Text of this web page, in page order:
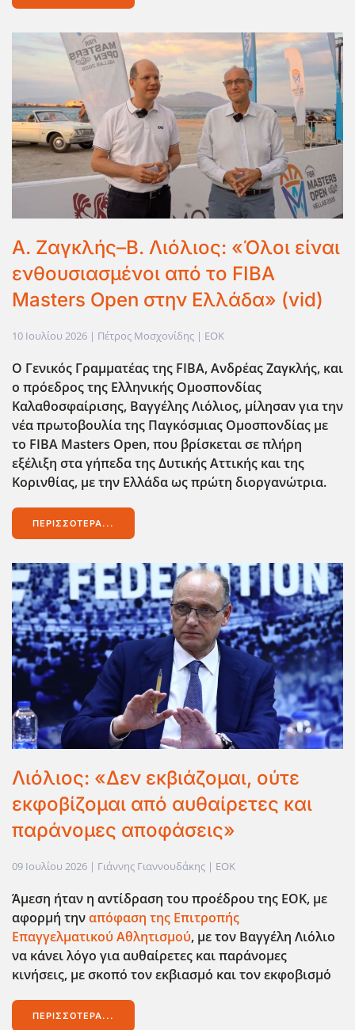
Α. Ζαγκλής–Β. Λιόλιος: «Όλοι είναι
ενθουσιασμένοι από το FIBA
Masters Open στην Ελλάδα» (vid)
10 Ιουλίου 2026 | Πέτρος Μοσχονίδης | EOK
Ο Γενικός Γραμματέας της FIBA, Ανδρέας Ζαγκλής, και
ο πρόεδρος της Ελληνικής Ομοσπονδίας
Καλαθοσφαίρισης, Βαγγέλης Λιόλιος, μίλησαν για την
νέα πρωτοβουλία της Παγκόσμιας Ομοσπονδίας με
το FIBA Masters Open, που βρίσκεται σε πλήρη
εξέλιξη στα γήπεδα της Δυτικής Αττικής και της
Κορινθίας, με την Ελλάδα ως πρώτη διοργανώτρια.
ΠΕΡΙΣΣΌΤΕΡΑ...
Λιόλιος: «Δεν εκβιάζομαι, ούτε
εκφοβίζομαι από αυθαίρετες και
παράνομες αποφάσεις»
09 Ιουλίου 2026 | Γιάννης Γιαννουδάκης | EOK
Άμεση ήταν η αντίδραση του προέδρου της ΕΟΚ, με
αφορμή τηναπόφαση της Επιτροπής
Επαγγελματικού Αθλητισμού, με τον Βαγγέλη Λιόλιο
να κάνει λόγο για αυθαίρετες και παράνομες
κινήσεις, με σκοπό τον εκβιασμό και τον εκφοβισμό
ΠΕΡΙΣΣΌΤΕΡΑ...